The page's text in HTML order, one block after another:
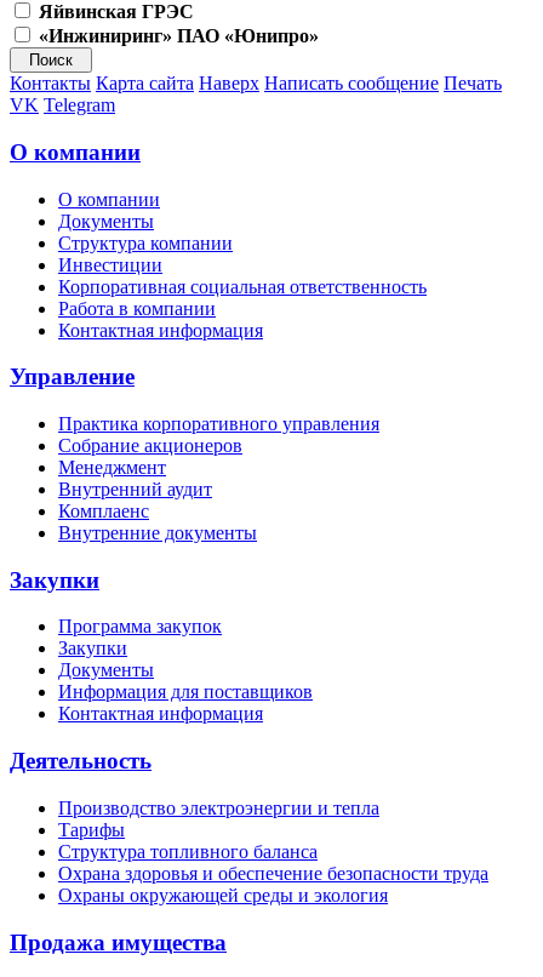
Яйвинская ГРЭС
«Инжиниринг» ПАО «Юнипро»
Контакты Карта сайта Наверх Написать сообщение Печать
VK Telegram
О компании
О компании
Документы
Структура компании
Инвестиции
Корпоративная социальная ответственность
Работа в компании
Контактная информация
Управление
Практика корпоративного управления
Собрание акционеров
Менеджмент
Внутренний аудит
Комплаенс
Внутренние документы
Закупки
Программа закупок
Закупки
Документы
Информация для поставщиков
Контактная информация
Деятельность
Производство электроэнергии и тепла
Тарифы
Структура топливного баланса
Охрана здоровья и обеспечение безопасности труда
Охраны окружающей среды и экология
Продажа имущества